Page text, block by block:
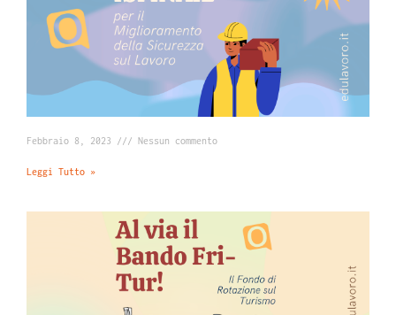
Febbraio 8, 2023 Nessun commento
Leggi Tutto »